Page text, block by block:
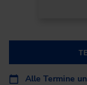
Alle Termine